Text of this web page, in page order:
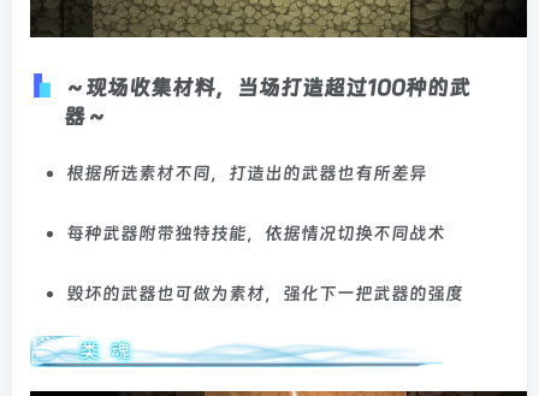
～现场收集材料，当场打造超过100种的武
器～
根据所选素材不同，打造出的武器也有所差异
每种武器附带独特技能，依据情况切换不同战术
毁坏的武器也可做为素材，强化下一把武器的强度